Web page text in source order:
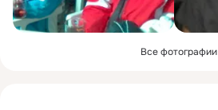
Все фотографии